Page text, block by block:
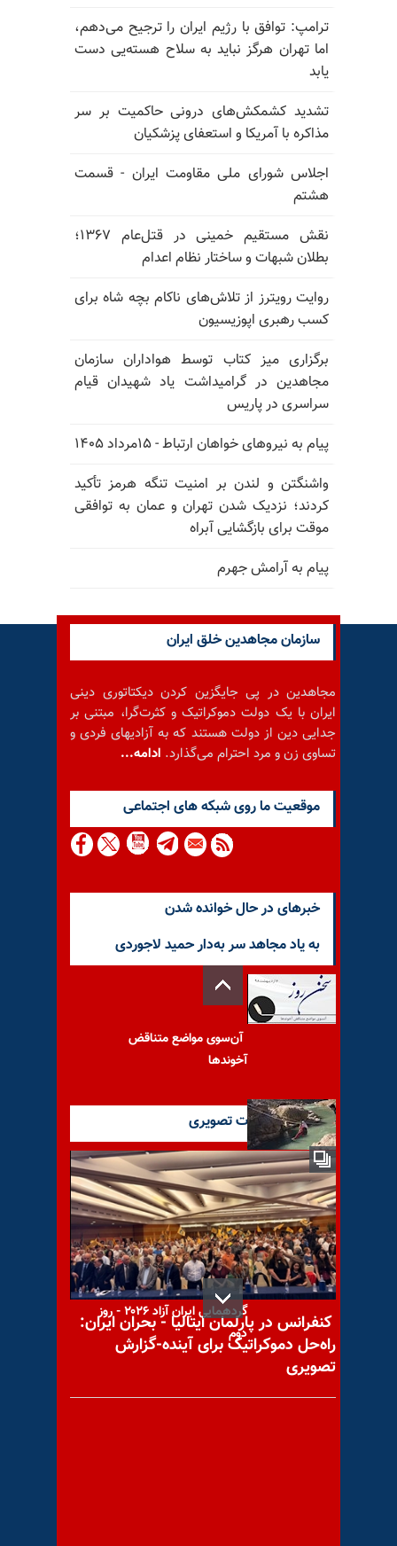
ترامپ: توافق با رژیم ایران را ترجیح می‌دهم،
اما تهران هرگز نباید به سلاح هسته‌یی دست
یابد
تشدید کشمکش‌های درونی حاکمیت بر سر
مذاکره با آمریکا و استعفای پزشکیان
اجلاس شورای ملی مقاومت ایران - قسمت
هشتم
نقش مستقیم خمینی در قتل‌عام ۱۳۶۷؛
بطلان شبهات و ساختار نظام اعدام
روایت رویترز از تلاش‌های ناکام بچه شاه برای
کسب رهبری اپوزیسیون
برگزاری میز کتاب توسط هواداران سازمان
مجاهدین در گرامیداشت یاد شهیدان قیام
سراسری در پاریس
پیام به نیروهای خواهان ارتباط - ۱۵مرداد ۱۴۰۵
واشنگتن و لندن بر امنیت تنگه هرمز تأکید
کردند؛ نزدیک شدن تهران و عمان به توافقی
موقت برای بازگشایی آبراه
پیام به آرامش جهرم
سازمان مجاهدین خلق ایران
مجاهدین در پی جایگزین کردن دیکتاتوری دینی
ایران با یک دولت دموکراتیک و کثرت‌گرا، مبتنی بر
جدایی دین از دولت هستند که به آزادیهای فردی و
تساوی زن و مرد احترام می‌گذارد. ادامه...
موقعيت ما روى شبكه هاى اجتماعى
خبرهای در حال خوانده شدن
به یاد مجاهد سر به‌دار حمید لاجوردی
آن‌سوی مواضع متناقض
آخوندها
پیامی از روستایی فراموش شده
در کرمانشاه
سخنرانی خانم مریم رجوی در
گردهمایی ایران آزاد ۲۰۲۶ - روز
دوم
آخرین گزارشات تصویری
کنفرانس در پارلمان ایتالیا - بحران ایران:
راه‌حل دموکراتیک برای آینده-گزارش
تصویری